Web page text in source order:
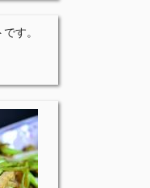
す。